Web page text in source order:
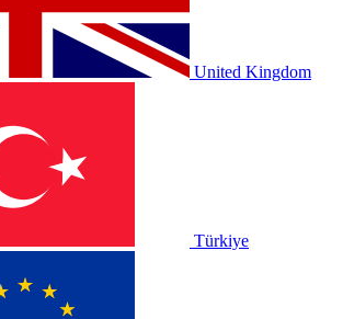
United Kingdom
Türkiye